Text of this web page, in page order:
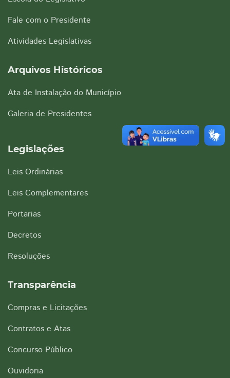
Fale com o Presidente
Atividades Legislativas
Arquivos Históricos
Ata de Instalação do Município
Galeria de Presidentes
Legislações
Leis Ordinárias
Leis Complementares
Portarias
Decretos
Resoluções
Transparência
Compras e Licitações
Contratos e Atas
Concurso Público
Ouvidoria